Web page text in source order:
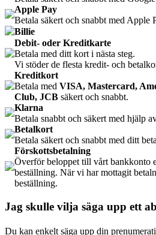
Apple Pay
Betala säkert och snabbt med Apple
Billie
Debit- oder Kreditkarte
Betala med ditt kort i nästa steg.
Vi stöder de flesta kredit- och
Kreditkort
Betala med VISA, Mastercard,
Club, JCB säkert och snabbt.
Klarna
Betala snabbt och säkert med hjälp
Betalkort
Betala säkert och snabbt med ditt
Förskottsbetalning
Överför beloppet till vårt bankkonto
beställning. När vi har mottagit
beställning.
Jag skulle vilja säga upp ett
Du kan enkelt säga upp din